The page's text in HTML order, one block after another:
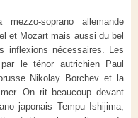
soprano allemande
et Mozart mais aussi du bel
inflexions nécessaires. Les
le ténor autrichien Paul
Nikolay Borchev et la
On rit beaucoup devant
japonais Tempu Ishijima,